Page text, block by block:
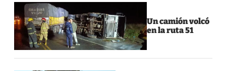
Un camión volcó
en la ruta 51